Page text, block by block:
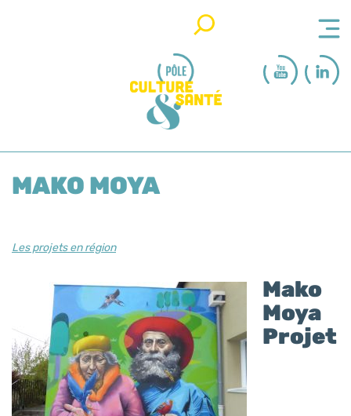
MAKO MOYA
Les projets en région
Mako
Moya
Projet